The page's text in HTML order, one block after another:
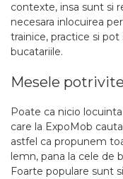
contexte, insa sunt si
necesara inlocuirea
trainice, practice si pot
bucatariile.
Mesele
Poate ca nicio
care la ExpoMob
astfel ca propunem
lemn, pana la cele de
Foarte populare sunt